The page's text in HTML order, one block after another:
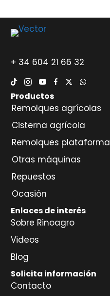
+ 34 604 21 66 32
Productos
Remolques agrícolas
Cisterna agrícola
Remolques plataforma
Otras máquinas
Repuestos
Ocasión
Enlaces de interés
Sobre Rinoagro
Videos
Blog
Solicita información
Contacto